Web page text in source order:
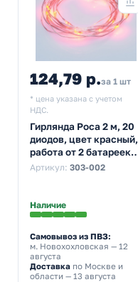
124,79 р.за 1 шт
* цена указана с учетом
НДС.
Гирлянда Роса 2 м, 20
диодов, цвет красный,
работа от 2 батареек
CR2032 в комплекте
Артикул: 303-002
Наличие
Самовывоз из ПВЗ:
м. Новохохловская — 12
августа
Доставка по Москве и
области — 13 августа